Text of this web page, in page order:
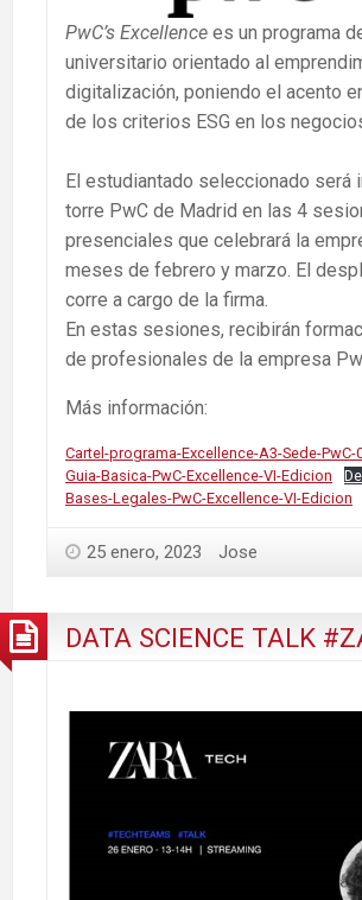
PwC’s Excellence es un programa
universitario orientado al
digitalización, poniendo el acento
de los criterios ESG en los
El estudiantado seleccionado será
torre PwC de Madrid en las 4
presenciales que celebrará la
meses de febrero y marzo. El
corre a cargo de la firma.
En estas sesiones, recibirán
de profesionales de la empresa
Más información:
Cartel-programa-Excellence-A3-Sede-PwC-
Guia-Basica-PwC-Excellence-VI-Edicion
Bases-Legales-PwC-Excellence-VI-Edicion
25 enero, 2023 Jose
DATA SCIENCE TALK